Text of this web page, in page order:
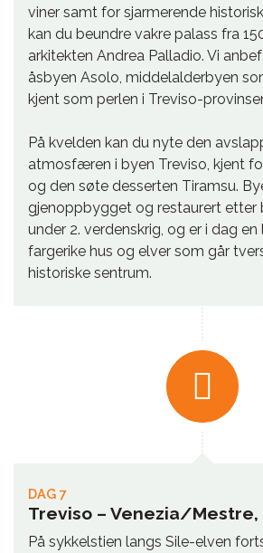
viner samt for sjarmerende
kan du beundre vakre palass fra
arkitekten Andrea Palladio. Vi
åsbyen Asolo, middelalderbyen
kjent som perlen i Treviso-
På kvelden kan du nyte den
atmosfæren i byen Treviso, kjent
og den søte desserten Tiramsu.
gjenoppbygget og restaurert etter
under 2. verdenskrig, og er i dag
fargerike hus og elver som går
historiske sentrum.
DAG 7
Treviso – Venezia/Mestre,
På sykkelstien langs Sile-elven